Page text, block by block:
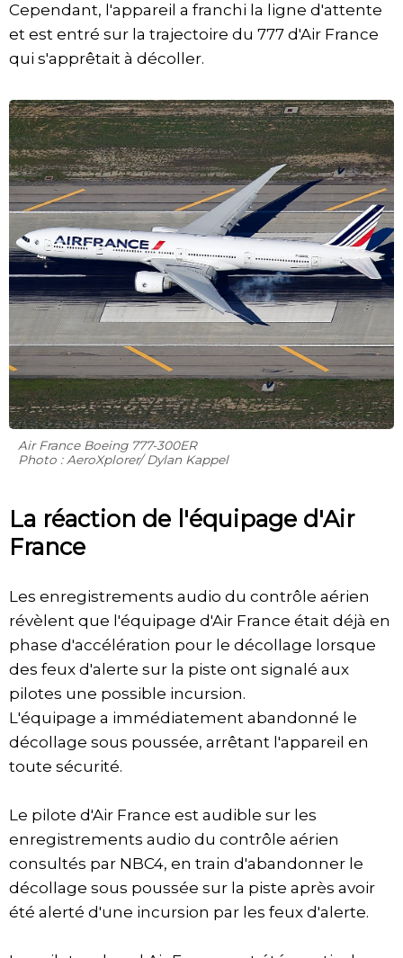
Cependant, l'appareil a franchi la ligne d'attente
et est entré sur la trajectoire du 777 d'Air France
qui s'apprêtait à décoller.
Air France Boeing 777-300ER
Photo : AeroXplorer/ Dylan Kappel
La réaction de l'équipage d'Air
France
Les enregistrements audio du contrôle aérien
révèlent que l'équipage d'Air France était déjà en
phase d'accélération pour le décollage lorsque
des feux d'alerte sur la piste ont signalé aux
pilotes une possible incursion.
L'équipage a immédiatement abandonné le
décollage sous poussée, arrêtant l'appareil en
toute sécurité.
Le pilote d'Air France est audible sur les
enregistrements audio du contrôle aérien
consultés par NBC4, en train d'abandonner le
décollage sous poussée sur la piste après avoir
été alerté d'une incursion par les feux d'alerte.